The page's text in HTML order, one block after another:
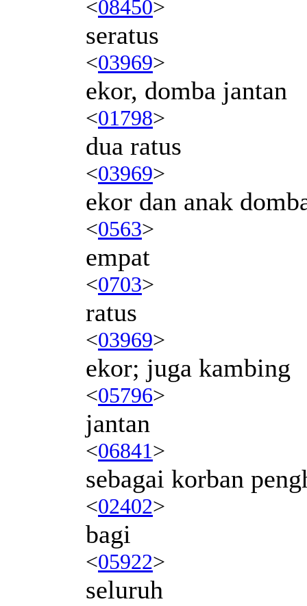
<08450>
seratus
<03969>
ekor, domba jantan
<01798>
dua ratus
<03969>
ekor dan anak
<0563>
empat
<0703>
ratus
<03969>
ekor; juga kambing
<05796>
jantan
<06841>
sebagai korban
<02402>
bagi
<05922>
seluruh